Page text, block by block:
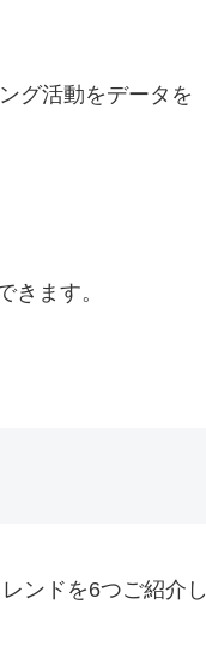
グ活動をデータを
きます。
ンドを6つご紹介し